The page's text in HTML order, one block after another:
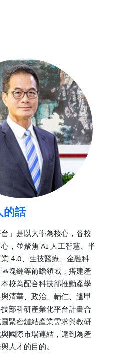
的話
台」是以大學為核心，各校
，並聚焦 AI 人工智慧、半
4.0、生技醫療、金融科
塊鏈等前瞻領域，搭建產
校為配合科技部推動產學
清華、政治、輔仁、逢甲
部科研產業化平台計畫合
緊密鏈結產業需求與教研
國際市場連結，達到為產
人才的目的。